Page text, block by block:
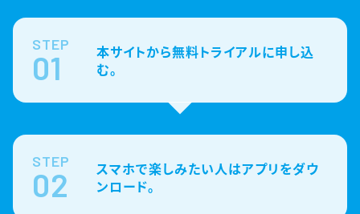
STEP
01
本サイトから無料トライアルに申し込
む。
STEP
02
スマホで楽しみたい人はアプリをダウ
ンロード。